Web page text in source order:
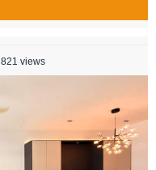
821 views